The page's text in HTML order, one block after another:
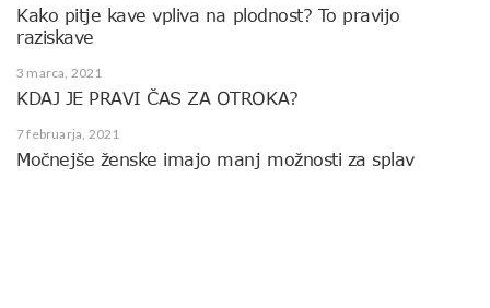
Kako pitje kave vpliva na plodnost? To pravijo
raziskave
3 marca, 2021
KDAJ JE PRAVI ČAS ZA OTROKA?
7 februarja, 2021
Močnejše ženske imajo manj možnosti za splav